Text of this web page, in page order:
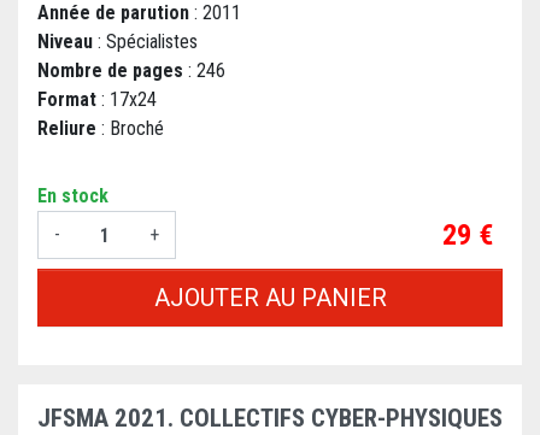
Année de parution : 2011
Niveau : Spécialistes
Nombre de pages : 246
Format : 17x24
Reliure : Broché
En stock
-
+ Prix
29 €
AJOUTER AU PANIER
JFSMA 2021. COLLECTIFS CYBER-PHYSIQUES